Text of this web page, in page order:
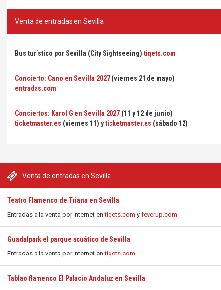
Venta de entradas en Sevilla
Teatro Flamenco de Triana en Sevilla
Entradas a la venta por internet entiqets.com y feverup.com
Guadalpark el parque acuático de Sevilla
Entradas a la venta por internet entiqets.com
Tablao flamenco El Palacio Andaluz en Sevilla
Venta de entradas en Sevilla
Bus turístico por Sevilla (City Sightseeing) tiqets.com
Concierto: Cano en Sevilla 2027 (viernes 21 de mayo)
entradas.com
Conciertos: Karol G en Sevilla 2027 (11 y 12 de junio)
ticketmaster.es (viernes 11) yticketmaster.es (sábado 12)